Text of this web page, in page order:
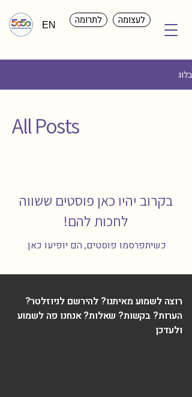
EN לתרומה לעצומה
בלוג
All Posts
בקרוב יהיו כאן פוסטים ששווה
לחכות להם!
כשיתפרסמו פוסטים, הם יופיעו כאן.
רוצה לשמוע מאיתנו? להירשם לניוזלטר?
הערות? בקשות? שאלות? אנחנו פה לשמוע
ולעדכן